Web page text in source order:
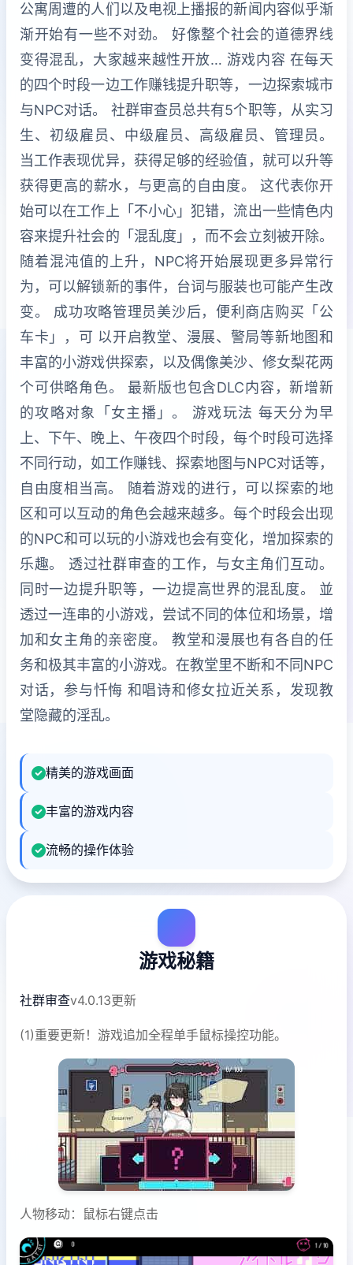
公寓周遭的人们以及电视上播报的新闻内容似乎渐
渐开始有一些不对劲。 好像整个社会的道德界线
变得混乱，大家越来越性开放… 游戏内容 在每天
的四个时段一边工作赚钱提升职等，一边探索城市
与NPC对话。 社群审查员总共有5个职等，从实习
生、初级雇员、中级雇员、高级雇员、管理员。
当工作表现优异，获得足够的经验值，就可以升等
获得更高的薪水，与更高的自由度。 这代表你开
始可以在工作上「不小心」犯错，流出一些情色内
容来提升社会的「混乱度」，而不会立刻被开除。
随着混沌值的上升，NPC将开始展现更多异常行
为，可以解锁新的事件，台词与服装也可能产生改
变。 成功攻略管理员美沙后，便利商店购买「公
车卡」，可 以开启教堂、漫展、警局等新地图和
丰富的小游戏供探索，以及偶像美沙、修女梨花两
个可供略角色。 最新版也包含DLC内容，新增新
的攻略对象「女主播」。 游戏玩法 每天分为早
上、下午、晚上、午夜四个时段，每个时段可选择
不同行动，如工作赚钱、探索地图与NPC对话等，
自由度相当高。 随着游戏的进行，可以探索的地
区和可以互动的角色会越来越多。每个时段会出现
的NPC和可以玩的小游戏也会有变化，增加探索的
乐趣。 透过社群审查的工作，与女主角们互动。
同时一边提升职等，一边提高世界的混乱度。 並
透过一连串的小游戏，尝试不同的体位和场景，增
加和女主角的亲密度。 教堂和漫展也有各自的任
务和极其丰富的小游戏。在教堂里不断和不同NPC
对话，参与忏悔 和唱诗和修女拉近关系，发现教
堂隐藏的淫乱。
精美的游戏画面
丰富的游戏内容
流畅的操作体验
游戏秘籍
社群审查v4.0.13更新
(1)重要更新！游戏追加全程单手鼠标操控功能。
人物移动：鼠标右键点击